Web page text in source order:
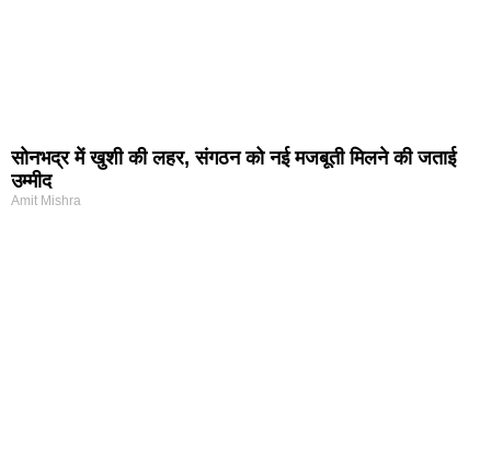
सोनभद्र में खुशी की लहर, संगठन को नई मजबूती मिलने की जताई
उम्मीद
Amit Mishra